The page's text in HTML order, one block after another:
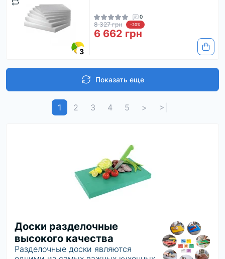
3
0
8 327 грн -20%
6 662 грн
Показать еще
1 2 3 4 5 > >|
Доски разделочные
высокого качества
Разделочные доски являются